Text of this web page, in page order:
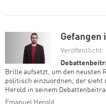
Gefangen
Veröffentlicht:
Brille aufsetzt, um den neusten
politisch einzuordnen, der sieht
Herold in seinem